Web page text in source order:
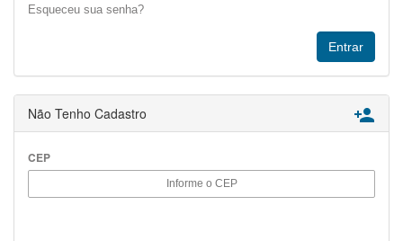
Esqueceu sua senha?
Não Tenho Cadastro 
CEP